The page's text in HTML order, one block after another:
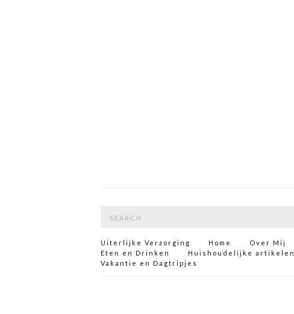
Uiterlijke Verzorging Home Over Mij
Eten en Drinken
Huishoudelijke artikelen
Vakantie en Dagtripjes